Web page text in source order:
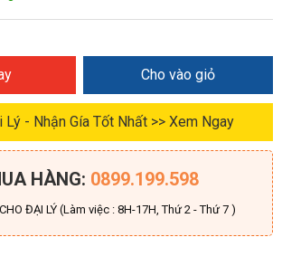
Cho vào giỏ
- Nhận Gía Tốt Nhất >> Xem Ngay
HÀNG: 0899.199.598
ĐẠI LÝ (Làm việc : 8H-17H, Thứ 2 - Thứ 7 )